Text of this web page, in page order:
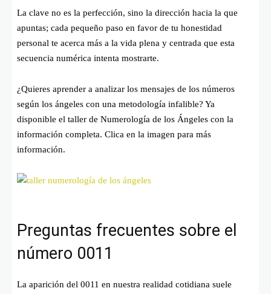
La clave no es la perfección, sino la dirección hacia la que
apuntas; cada pequeño paso en favor de tu honestidad
personal te acerca más a la vida plena y centrada que esta
secuencia numérica intenta mostrarte.
¿Quieres aprender a analizar los mensajes de los números
según los ángeles con una metodología infalible? Ya
disponible el taller de Numerología de los Ángeles con la
información completa. Clica en la imagen para más
información.
Preguntas frecuentes sobre el
número 0011
La aparición del 0011 en nuestra realidad cotidiana suele